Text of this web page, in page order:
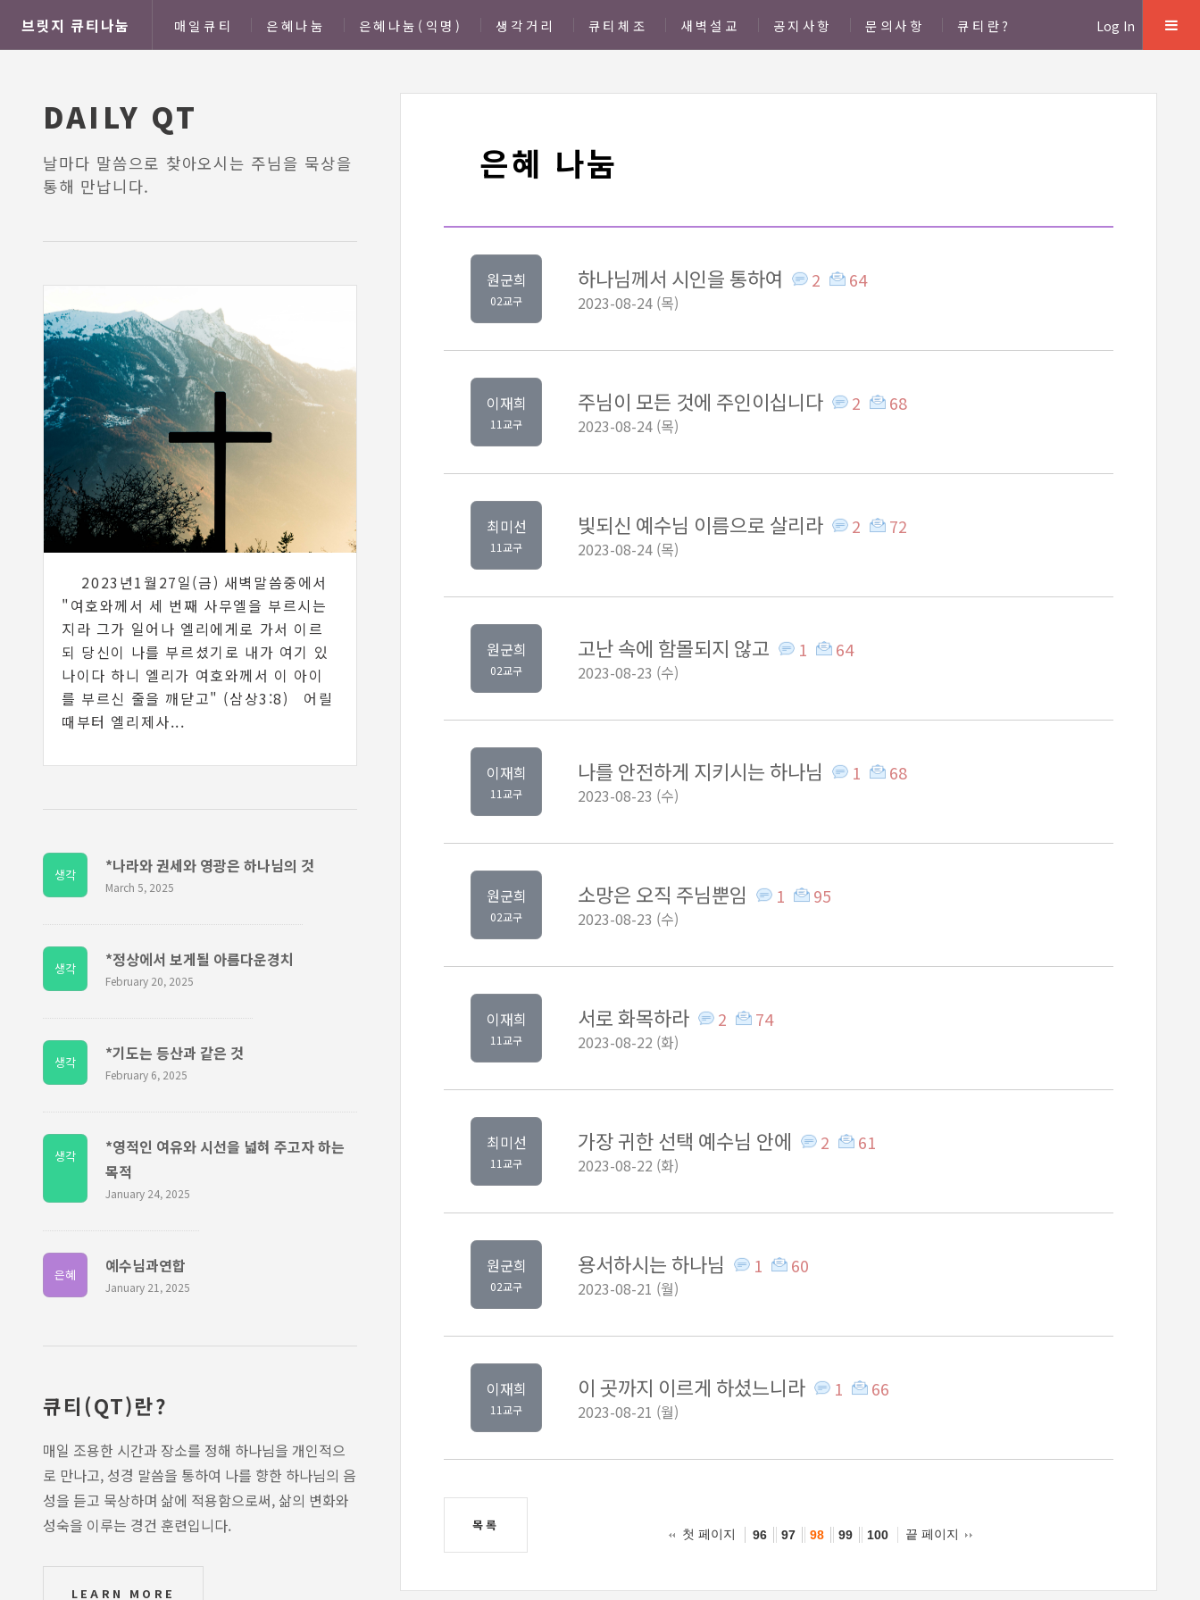
브릿지 큐티나눔 매일큐티 은혜나눔 은혜나눔(익명) 생각거리 큐티체조 새벽설교 공지사항 문의사항 큐티란? Log In
은혜 나눔
원군희
02교구
하나님께서 시인을 통하여 2 64
2023-08-24 (목)
이재희
11교구
주님이 모든 것에 주인이십니다 2 68
2023-08-24 (목)
최미선
11교구
빛되신 예수님 이름으로 살리라 2 72
2023-08-24 (목)
원군희
02교구
고난 속에 함몰되지 않고 1 64
2023-08-23 (수)
이재희
11교구
나를 안전하게 지키시는 하나님 1 68
2023-08-23 (수)
원군희
02교구
소망은 오직 주님뿐임 1 95
2023-08-23 (수)
이재희
11교구
서로 화목하라 2 74
2023-08-22 (화)
최미선
11교구
가장 귀한 선택 예수님 안에 2 61
2023-08-22 (화)
원군희
02교구
용서하시는 하나님 1 60
2023-08-21 (월)
이재희
11교구
이 곳까지 이르게 하셨느니라 1 66
2023-08-21 (월)
목록
첫 페이지 96 97 98 99 100 끝 페이지
DAILY QT
날마다 말씀으로 찾아오시는 주님을 묵상을
통해 만납니다.
2023년1월27일(금) 새벽말씀중에서
"여호와께서 세 번째 사무엘을 부르시는
지라 그가 일어나 엘리에게로 가서 이르
되 당신이 나를 부르셨기로 내가 여기 있
나이다 하니 엘리가 여호와께서 이 아이
를 부르신 줄을 깨닫고" (삼상3:8) 어릴
때부터 엘리제사...
생각 *나라와 권세와 영광은 하나님의 것
March 5, 2025
생각 *정상에서 보게될 아름다운경치
February 20, 2025
생각 *기도는 등산과 같은 것
February 6, 2025
생각
*영적인 여유와 시선을 넓혀 주고자 하는
목적
January 24, 2025
은혜 예수님과연합
January 21, 2025
큐티(QT)란?
매일 조용한 시간과 장소를 정해 하나님을 개인적으
로 만나고, 성경 말씀을 통하여 나를 향한 하나님의 음
성을 듣고 묵상하며 삶에 적용함으로써, 삶의 변화와
성숙을 이루는 경건 훈련입니다.
LEARN MORE